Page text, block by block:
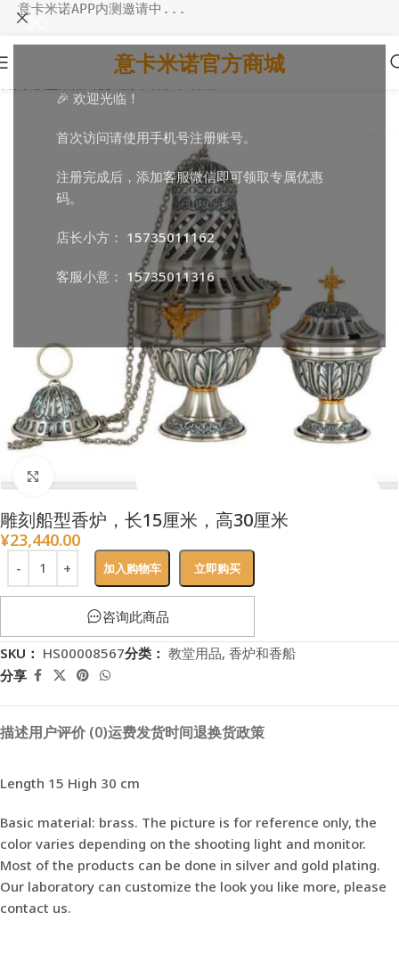
🎉 欢迎光临！
首次访问请使用手机号注册账号。
注册完成后，添加客服微信即可领取专属优惠
码。
店长小方： 15735011162
客服小意： 15735011316
意卡米诺APP内测邀请中...
意卡米诺官方商城
雕刻船型香炉，长15厘米，高30厘米
¥23,440.00
加入购物车 立即购买
咨询此商品
SKU： HS00008567分类： 教堂用品, 香炉和香船
分享
描述用户评价 (0)运费发货时间退换货政策
Length 15 High 30 cm
Basic material: brass. The picture is for reference only, the
color varies depending on the shooting light and monitor.
Most of the products can be done in silver and gold plating.
Our laboratory can customize the look you like more, please
contact us.